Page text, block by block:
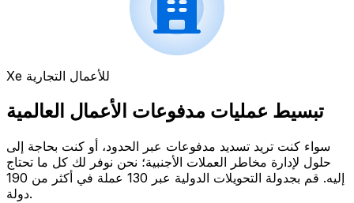
Xe للأعمال التجارية
تبسيط عمليات مدفوعات الأعمال العالمية
سواء كنت تريد تسديد مدفوعات عبر الحدود، أو كنت بحاجة إلى
حلول لإدارة مخاطر العملات الأجنبية؛ نحن نوفر لك كل ما تحتاج
إليه. قم بجدولة التحويلات الدولية عبر 130 عملة في أكثر من 190
دولة.